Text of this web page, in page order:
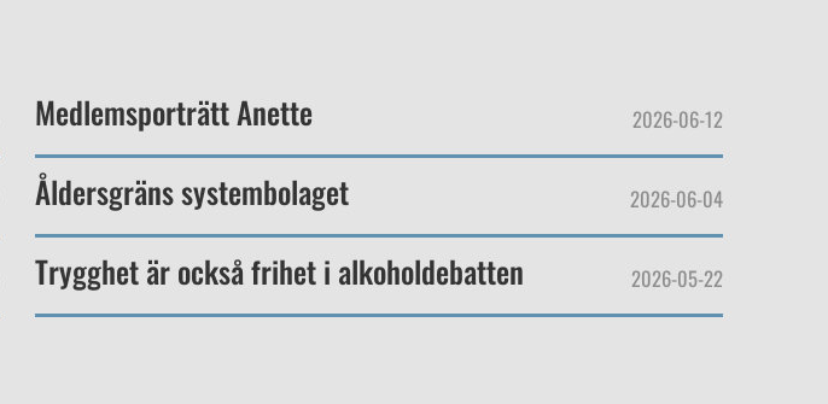
Medlemsporträtt Anette 2026-06-12
Åldersgräns systembolaget 2026-06-04
Trygghet är också frihet i alkoholdebatten 2026-05-22